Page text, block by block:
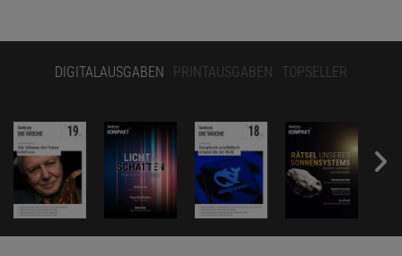
DIGITALAUSGABEN PRINTAUSGABEN TOPSELLER